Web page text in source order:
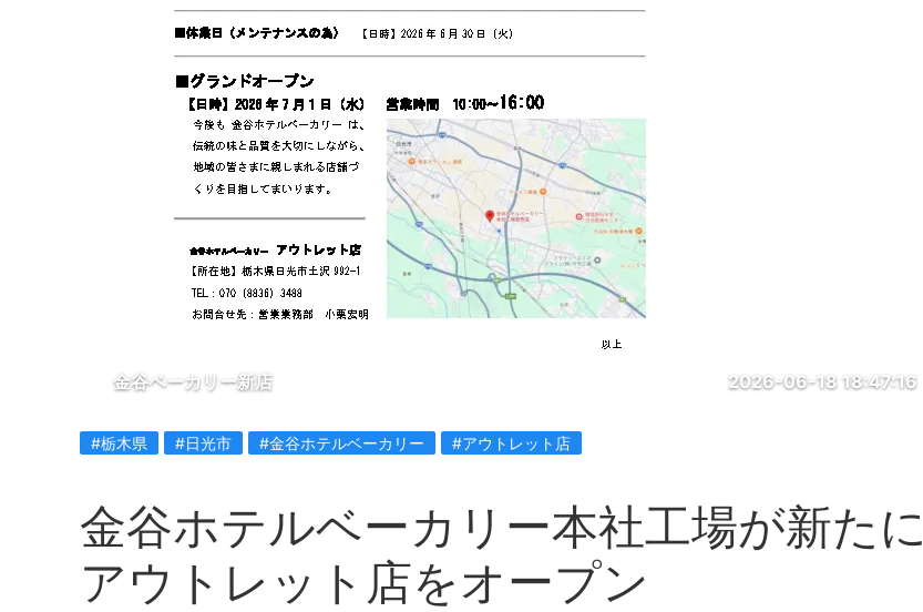
金谷ベーカリー新店 2026-06-18 18:47:16
#栃木県 #日光市 #金谷ホテルベーカリー #アウトレット店
金谷ホテルベーカリー本社工場が新たに
アウトレット店をオープン